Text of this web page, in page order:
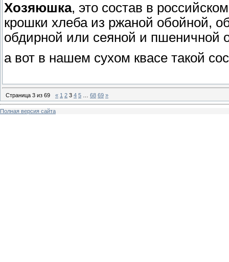
Хозяюшка, это состав в
крошки хлеба из ржаной обойной,
обдирной или сеяной и пшеничной
а вот в нашем сухом квасе такой
Страница 3 из 69 « 1 2 3 4 5 68 69 »
Полная версия сайта